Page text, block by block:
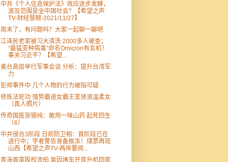
中共《个人信息保护法》效应逐步发酵，
波及范围是全中国社会？【希望之声
TV-财经慧眼-2021/11/27】
周末了，有问题吗？大家一起聊一聊吧
江泽民老家被习大清洗 2000多人被查；
“最猛变种病毒”命名Omicron有玄机！
事关习近平？【希望...
美台高层举行军事会谈 分析：提升台湾军
力
彭帅事件中 几个人物的行为被指可疑
修炼法轮功 强势霸道女霸王变贤淑温柔女
（真人照片）
传奇国医张锡纯：敢用一味山药 起死回生
（6）
中共侵台3阶段 日前防卫相：首阶段已在
进行中；学者警告准备挨冻！煤票再现
山西【希望之声TV-两岸要闻...
青海首富股权流拍 曾因堵车开直升机回家